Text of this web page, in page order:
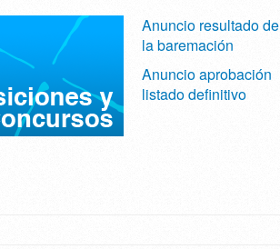
Anuncio resultado de
la baremación
Anuncio aprobación
listado definitivo